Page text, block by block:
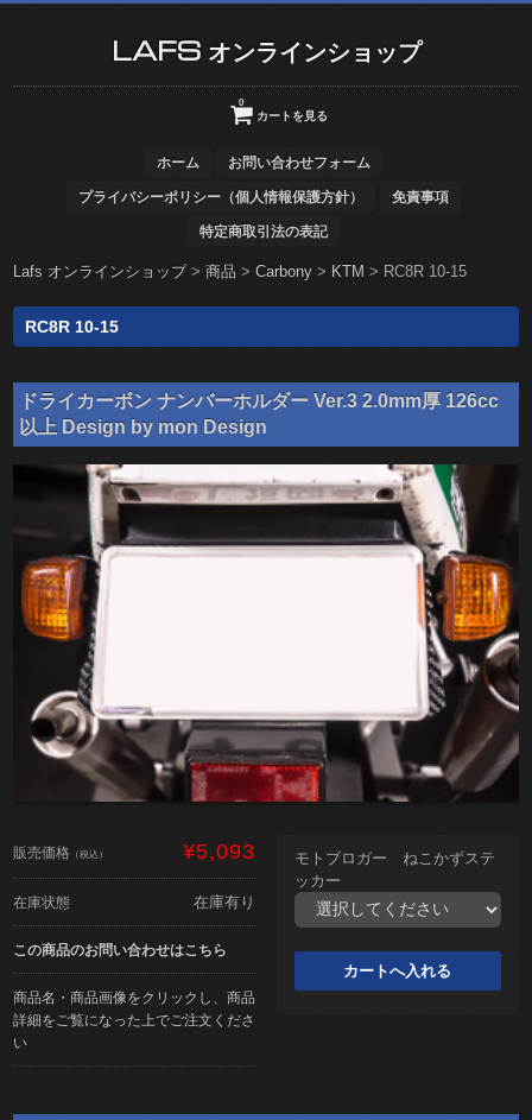
LAFS オンラインショップ
カートを見る
0
ホーム お問い合わせフォーム
プライバシーポリシー（個人情報保護方針） 免責事項
特定商取引法の表記
Lafs オンラインショップ>商品 >Carbony > KTM > RC8R 10-15
RC8R 10-15
ドライカーボン ナンバーホルダー Ver.3 2.0mm厚 126cc
以上 Design by mon Design
販売価格 （税込） ¥5,093
在庫状態 在庫有り
この商品のお問い合わせはこちら
商品名・商品画像をクリックし、商品
詳細をご覧になった上でご注文くださ
い
モトブロガー ねこかずステ
ッカー